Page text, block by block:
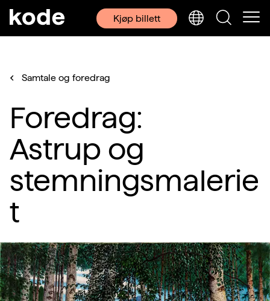
Kjøp billett
Samtale og foredrag
Foredrag:
Astrup og
stemningsmalerie
t